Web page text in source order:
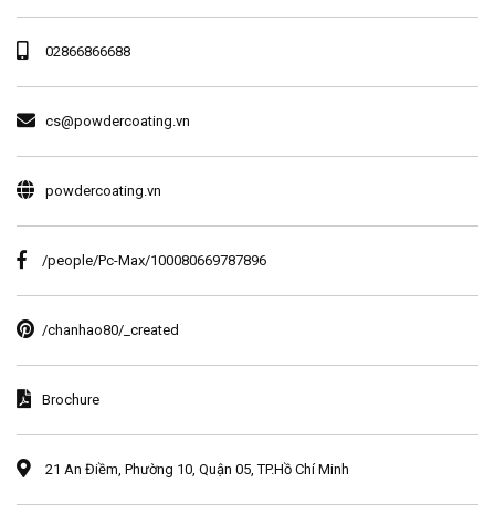
02866866688
cs@powdercoating.vn
powdercoating.vn
/people/Pc-Max/100080669787896
/chanhao80/_created
Brochure
21 An Điềm, Phường 10, Quận 05, TP.Hồ Chí Minh